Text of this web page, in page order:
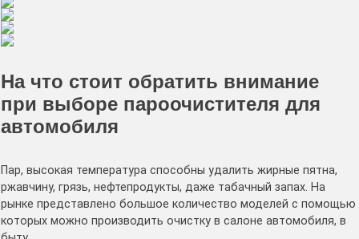
На что стоит обратить внимание
при выборе пароочистителя для
автомобиля
Пар, высокая температура способны удалить жирные пятна,
ржавчину, грязь, нефтепродукты, даже табачный запах. На
рынке представлено большое количество моделей с помощью
которых можно производить очистку в салоне автомобиля, в